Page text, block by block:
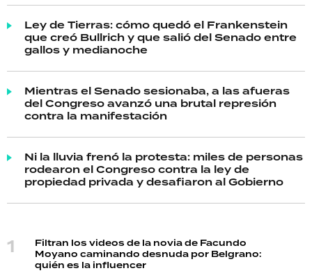
Ley de Tierras: cómo quedó el Frankenstein
que creó Bullrich y que salió del Senado entre
gallos y medianoche
Mientras el Senado sesionaba, a las afueras
del Congreso avanzó una brutal represión
contra la manifestación
Ni la lluvia frenó la protesta: miles de personas
rodearon el Congreso contra la ley de
propiedad privada y desafiaron al Gobierno
Filtran los videos de la novia de Facundo
Moyano caminando desnuda por Belgrano:
quién es la influencer